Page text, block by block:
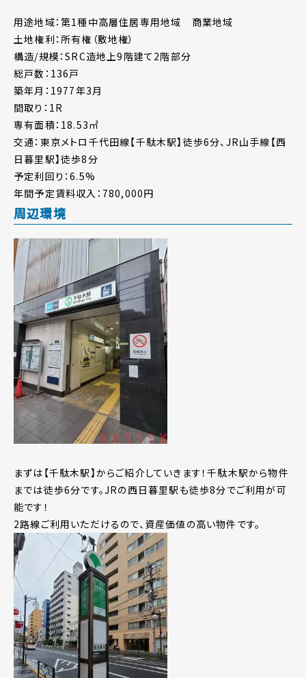
用途地域：第1種中高層住居専用地域 商業地域
土地権利：所有権（敷地権）
構造/規模：SRC造地上9階建て2階部分
総戸数：136戸
築年月：1977年3月
間取り：1R
専有面積：18.53㎡
交通：東京メトロ千代田線【千駄木駅】徒歩6分、JR山手線【西
日暮里駅】徒歩8分
予定利回り：6.5%
年間予定賃料収入：780,000円
周辺環境
まずは【千駄木駅】からご紹介していきます！千駄木駅から物件
までは徒歩6分です。JRの西日暮里駅も徒歩8分でご利用が可
能です！
2路線ご利用いただけるので、資産価値の高い物件です。